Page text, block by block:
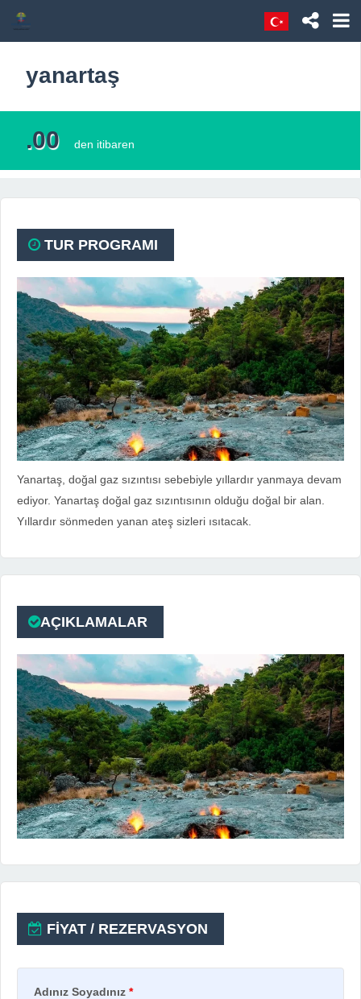
yanartaş
.00 den itibaren
TUR PROGRAMI
Yanartaş, doğal gaz sızıntısı sebebiyle yıllardır yanmaya devam
ediyor. Yanartaş doğal gaz sızıntısının olduğu doğal bir alan.
Yıllardır sönmeden yanan ateş sizleri ısıtacak.
AÇIKLAMALAR
FİYAT / REZERVASYON
Adınız Soyadınız *